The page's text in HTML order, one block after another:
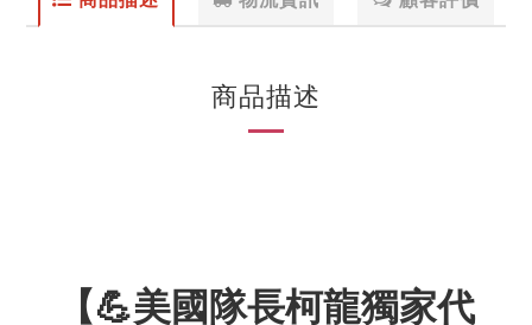
商品描述
【💪美國隊長柯龍獨家代